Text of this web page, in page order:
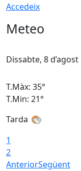
Accedeix
Meteo
Dissabte, 8 d’agost
T.Màx: 35°
T.Min: 21°
Tarda
1
2
AnteriorSegüent